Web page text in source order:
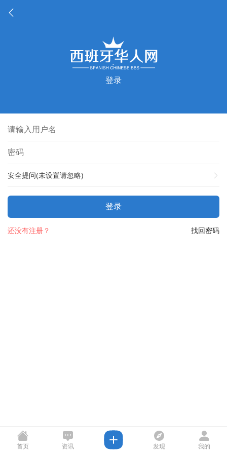
登录
安全提问(未设置请忽略)
登录
找回密码
还没有注册？
首页 资讯 发现 我的